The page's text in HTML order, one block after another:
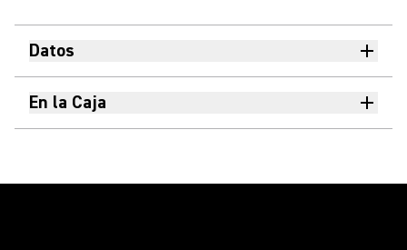
Datos
En la Caja